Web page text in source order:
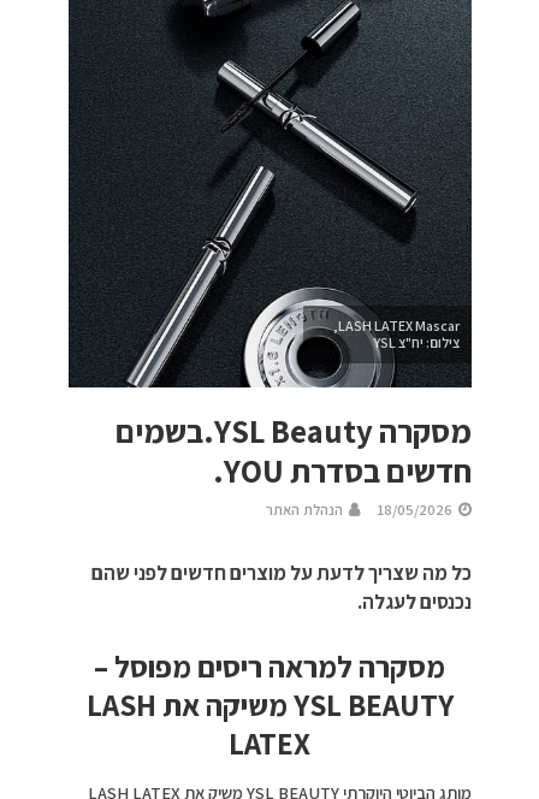
צילום: יח"צ YSL
מסקרה YSL Beauty.בשמים
חדשים בסדרת YOU.
18/05/2026 הנהלת האתר
כל מה שצריך לדעת על מוצרים חדשים לפני שהם
נכנסים לעגלה.
מסקרה למראה ריסים מפוסל –
YSL BEAUTY משיקה את LASH
LATEX